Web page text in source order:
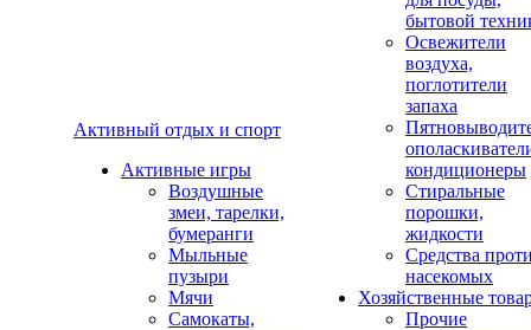
Активный отдых и спорт
Активные игры
Воздушные
змеи, тарелки,
бумеранги
Мыльные
пузыри
Мячи
Самокаты,
бытовой
Освежители
воздуха,
поглотители
запаха
кондиционеры
Стиральные
порошки,
жидкости
Средства
насекомых
Хозяйственные
Прочие